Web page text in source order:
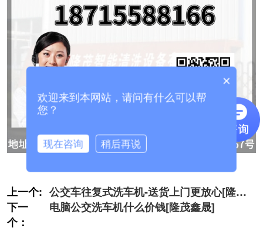
上一个: 公交车往复式洗车机-送货上门更放心[隆茂
鑫晟]
下一
个：
电脑公交洗车机什么价钱[隆茂鑫晟]
×
欢迎来到本网站，请问有什么可以帮
您？
现在咨询 稍后再说